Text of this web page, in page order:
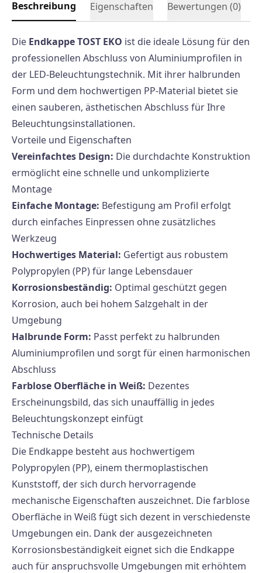
Beschreibung Eigenschaften Bewertungen (0)
Die Endkappe TOST EKO ist die ideale Lösung für den
professionellen Abschluss von Aluminiumprofilen in
der LED-Beleuchtungstechnik. Mit ihrer halbrunden
Form und dem hochwertigen PP-Material bietet sie
einen sauberen, ästhetischen Abschluss für Ihre
Beleuchtungsinstallationen.
Vorteile und Eigenschaften
Vereinfachtes Design: Die durchdachte Konstruktion
ermöglicht eine schnelle und unkomplizierte
Montage
Einfache Montage: Befestigung am Profil erfolgt
durch einfaches Einpressen ohne zusätzliches
Werkzeug
Hochwertiges Material: Gefertigt aus robustem
Polypropylen (PP) für lange Lebensdauer
Korrosionsbeständig: Optimal geschützt gegen
Korrosion, auch bei hohem Salzgehalt in der
Umgebung
Halbrunde Form: Passt perfekt zu halbrunden
Aluminiumprofilen und sorgt für einen harmonischen
Abschluss
Farblose Oberfläche in Weiß: Dezentes
Erscheinungsbild, das sich unauffällig in jedes
Beleuchtungskonzept einfügt
Technische Details
Die Endkappe besteht aus hochwertigem
Polypropylen (PP), einem thermoplastischen
Kunststoff, der sich durch hervorragende
mechanische Eigenschaften auszeichnet. Die farblose
Oberfläche in Weiß fügt sich dezent in verschiedenste
Umgebungen ein. Dank der ausgezeichneten
Korrosionsbeständigkeit eignet sich die Endkappe
auch für anspruchsvolle Umgebungen mit erhöhtem